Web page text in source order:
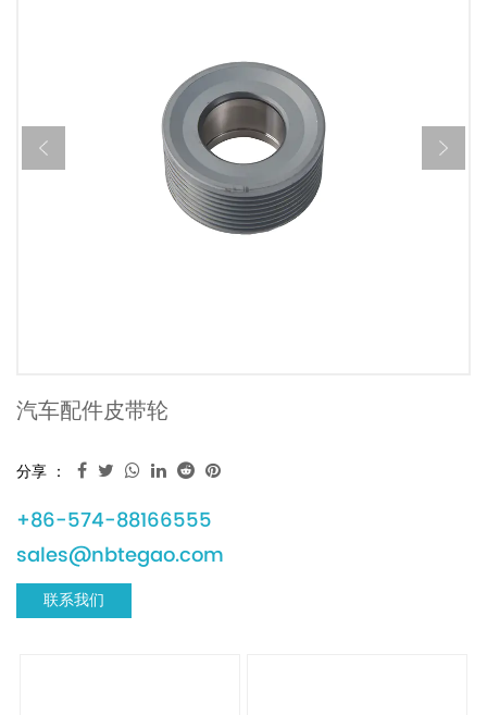
汽车配件皮带轮
分享 ：
+86-574-88166555
sales@nbtegao.com
联系我们